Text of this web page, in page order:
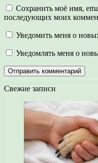
Сохранить моё имя,
последующих моих
Уведомить меня о
Уведомлять меня о
Свежие записи